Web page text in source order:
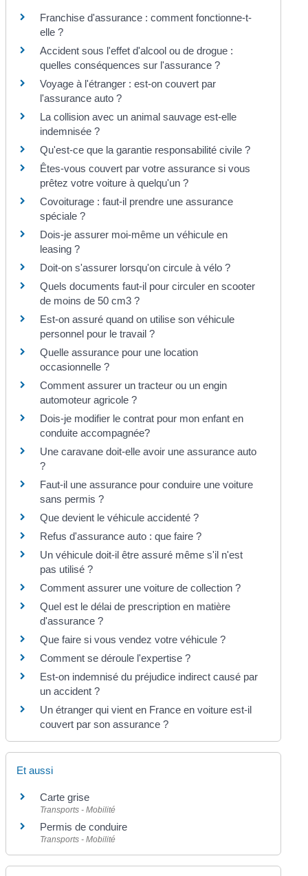
Franchise d'assurance : comment fonctionne-t-
elle ?
Accident sous l'effet d'alcool ou de drogue :
quelles conséquences sur l'assurance ?
Voyage à l'étranger : est-on couvert par
l'assurance auto ?
La collision avec un animal sauvage est-elle
indemnisée ?
Qu'est-ce que la garantie responsabilité civile ?
Êtes-vous couvert par votre assurance si vous
prêtez votre voiture à quelqu'un ?
Covoiturage : faut-il prendre une assurance
spéciale ?
Dois-je assurer moi-même un véhicule en
leasing ?
Doit-on s'assurer lorsqu'on circule à vélo ?
Quels documents faut-il pour circuler en scooter
de moins de 50 cm3 ?
Est-on assuré quand on utilise son véhicule
personnel pour le travail ?
Quelle assurance pour une location
occasionnelle ?
Comment assurer un tracteur ou un engin
automoteur agricole ?
Dois-je modifier le contrat pour mon enfant en
conduite accompagnée?
Une caravane doit-elle avoir une assurance auto
?
Faut-il une assurance pour conduire une voiture
sans permis ?
Que devient le véhicule accidenté ?
Refus d'assurance auto : que faire ?
Un véhicule doit-il être assuré même s'il n'est
pas utilisé ?
Comment assurer une voiture de collection ?
Quel est le délai de prescription en matière
d'assurance ?
Que faire si vous vendez votre véhicule ?
Comment se déroule l'expertise ?
Est-on indemnisé du préjudice indirect causé par
un accident ?
Un étranger qui vient en France en voiture est-il
couvert par son assurance ?
Et aussi
Carte grise
Transports - Mobilité
Permis de conduire
Transports - Mobilité